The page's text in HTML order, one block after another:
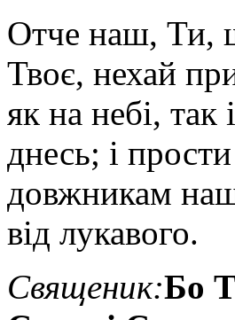
Отче наш, Ти,
Твоє, нехай
як на небі,
днесь; і
довжникам
від лукавого.
Священик:Бо